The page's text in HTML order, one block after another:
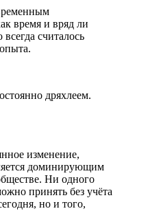
время и вряд ли
считалось
дряхлеем.
изменение,
доминирующим
Ни одного
принять без учёта
но и того,